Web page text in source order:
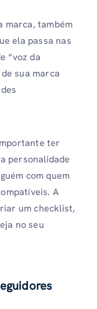
marca, também
ela passa nas
“voz da
sua marca
ter
personalidade
com quem
A
um checklist,
no seu